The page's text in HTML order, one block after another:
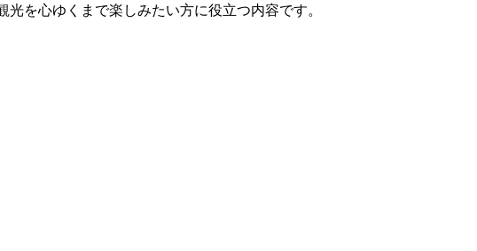
を心ゆくまで楽しみたい方に役立つ内容です。